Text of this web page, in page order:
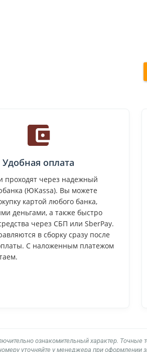
Удобная оплата
проходят через надежный
(ЮKassa). Вы можете
картой любого банка,
деньгами, а также быстро
через СБП или SberPay.
в сборку сразу после
С наложенным платежом
ознакомительный характер. Точные
уточняйте у менеджера при оформлении